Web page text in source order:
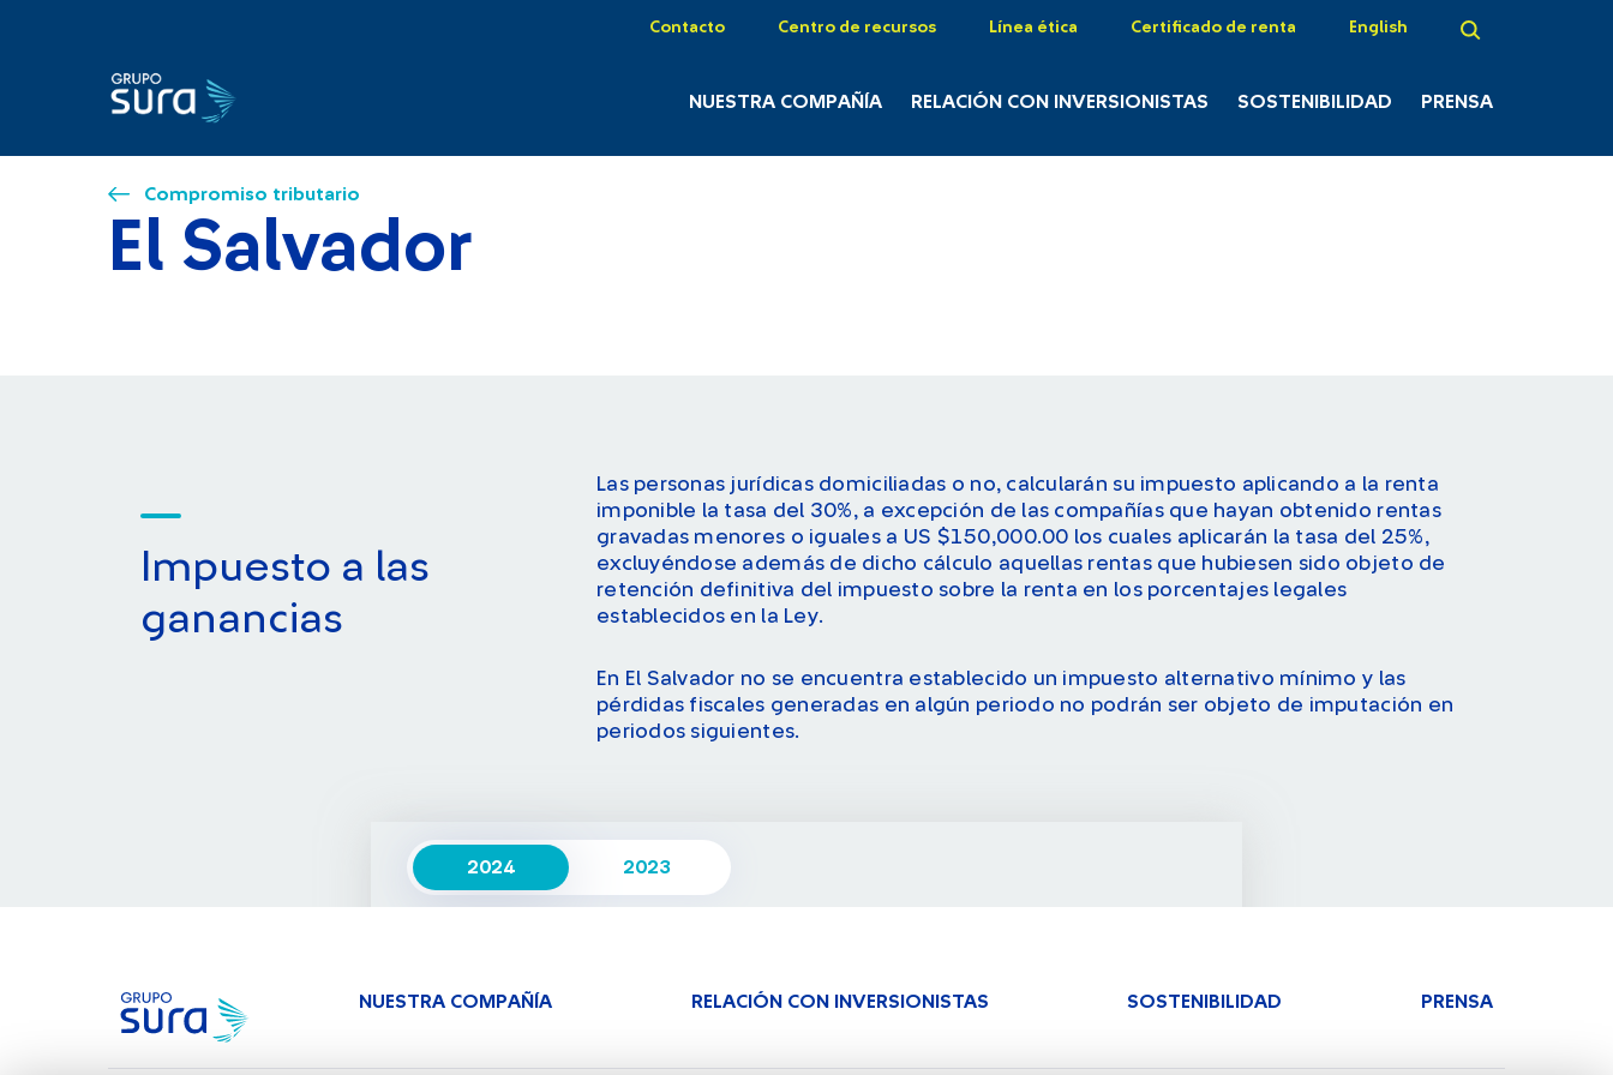
Contacto Centro de recursos Línea ética Certificado de renta English
NUESTRA COMPAÑÍA RELACIÓN CON INVERSIONISTAS SOSTENIBILIDAD PRENSA
Compromiso tributario
El Salvador
Impuesto a las
ganancias
Las personas jurídicas domiciliadas o no, calcularán su impuesto aplicando a la renta
imponible la tasa del 30%, a excepción de las compañías que hayan obtenido rentas
gravadas menores o iguales a US $150,000.00 los cuales aplicarán la tasa del 25%,
excluyéndose además de dicho cálculo aquellas rentas que hubiesen sido objeto de
retención definitiva del impuesto sobre la renta en los porcentajes legales
establecidos en la Ley.
En El Salvador no se encuentra establecido un impuesto alternativo mínimo y las
pérdidas fiscales generadas en algún periodo no podrán ser objeto de imputación en
periodos siguientes.
2024 2023
NUESTRA COMPAÑÍA RELACIÓN CON INVERSIONISTAS SOSTENIBILIDAD PRENSA